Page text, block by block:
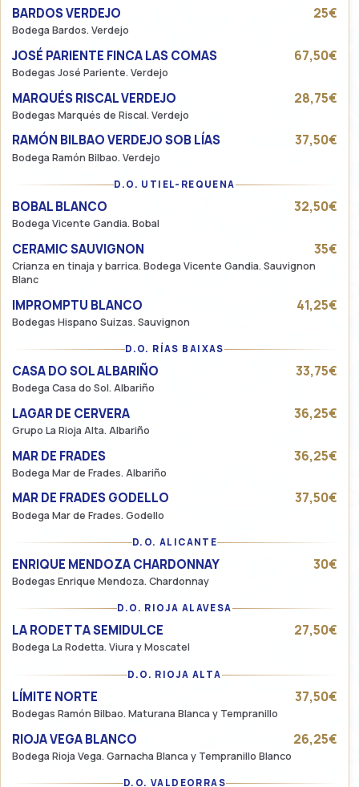
BARDOS VERDEJO 25€
Bodega Bardos. Verdejo
JOSÉ PARIENTE FINCA LAS COMAS 67,50€
Bodegas José Pariente. Verdejo
MARQUÉS RISCAL VERDEJO 28,75€
Bodegas Marqués de Riscal. Verdejo
RAMÓN BILBAO VERDEJO SOB LÍAS 37,50€
Bodega Ramón Bilbao. Verdejo
D.O. UTIEL-REQUENA
BOBAL BLANCO 32,50€
Bodega Vicente Gandia. Bobal
CERAMIC SAUVIGNON 35€
Crianza en tinaja y barrica. Bodega Vicente Gandia. Sauvignon
Blanc
IMPROMPTU BLANCO 41,25€
Bodegas Hispano Suizas. Sauvignon
D.O. RÍAS BAIXAS
CASA DO SOL ALBARIÑO 33,75€
Bodega Casa do Sol. Albariño
LAGAR DE CERVERA 36,25€
Grupo La Rioja Alta. Albariño
MAR DE FRADES 36,25€
Bodega Mar de Frades. Albariño
MAR DE FRADES GODELLO 37,50€
Bodega Mar de Frades. Godello
D.O. ALICANTE
ENRIQUE MENDOZA CHARDONNAY 30€
Bodegas Enrique Mendoza. Chardonnay
D.O. RIOJA ALAVESA
LA RODETTA SEMIDULCE 27,50€
Bodega La Rodetta. Viura y Moscatel
D.O. RIOJA ALTA
LÍMITE NORTE 37,50€
Bodegas Ramón Bilbao. Maturana Blanca y Tempranillo
RIOJA VEGA BLANCO 26,25€
Bodega Rioja Vega. Garnacha Blanca y Tempranillo Blanco
D.O. VALDEORRAS